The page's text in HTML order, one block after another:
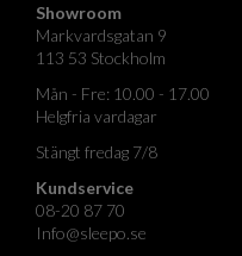
Showroom
Markvardsgatan 9
113 53 Stockholm
Mån - Fre: 10.00 - 17.00
Helgfria vardagar
Stängt fredag 7/8
Kundservice
08-20 87 70
Info@sleepo.se